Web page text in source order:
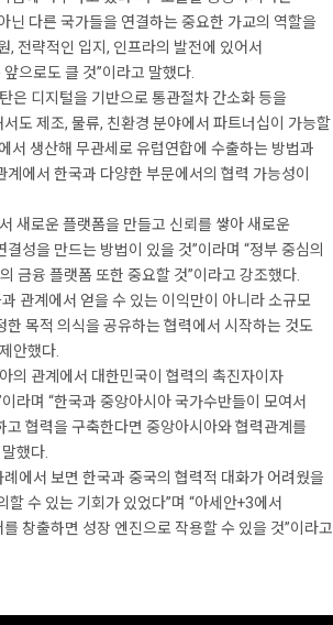
닌 다른 국가들을 연결하는 중요한 가교의 역할을
, 전략적인 입지, 인프라의 발전에 있어서
으로도 클 것”이라고 말했다.
은 디지털을 기반으로 통관절차 간소화 등을
도 제조, 물류, 친환경 분야에서 파트너십이 가능할
서 생산해 무관세로 유럽연합에 수출하는 방법과
에서 한국과 다양한 부문에서의 협력 가능성이
새로운 플랫폼을 만들고 신뢰를 쌓아 새로운
성을 만드는 방법이 있을 것”이라며 “정부 중심의
금융 플랫폼 또한 중요할 것”이라고 강조했다.
관계에서 얻을 수 있는 이익만이 아니라 소규모
한 목적 의식을 공유하는 협력에서 시작하는 것도
안했다.
의 관계에서 대한민국이 협력의 촉진자이자
라며 “한국과 중앙아시아 국가수반들이 모여서
고 협력을 구축한다면 중앙아시아와 협력관계를
했다.
에서 보면 한국과 중국의 협력적 대화가 어려웠을
할 수 있는 기회가 있었다”며 “아세안+3에서
창출하면 성장 엔진으로 작용할 수 있을 것”이라고